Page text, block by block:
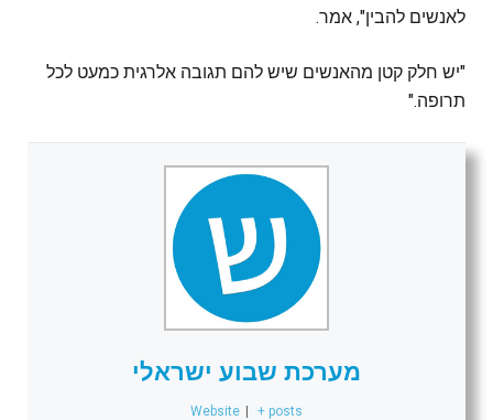
לאנשים להבין", אמר.
"יש חלק קטן מהאנשים שיש להם תגובה אלרגית כמעט לכל
תרופה."
מערכת שבוע ישראלי
Website | + posts